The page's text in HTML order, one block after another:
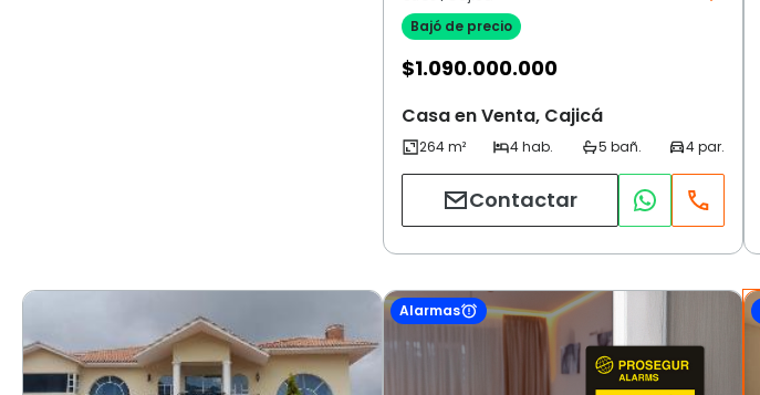
Bajó de precio
$1.090.000.000
Casa en Venta, Cajicá
Contactar
Alarmas